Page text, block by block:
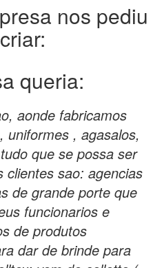
nos pediu
queria:
aonde fabricamos
uniformes , agasalos,
que se possa ser
clientes sao: agencias
de grande porte que
funcionarios e
de produtos
dar de brinde para